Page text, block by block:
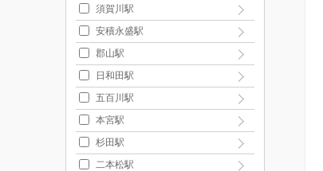
須賀川駅
安積永盛駅
郡山駅
日和田駅
五百川駅
本宮駅
杉田駅
二本松駅